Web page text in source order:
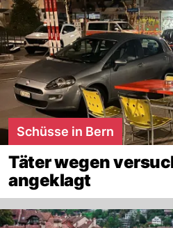
Schüsse in Bern
Täter wegen
angeklagt